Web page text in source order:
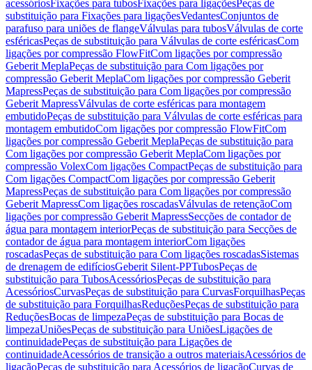
acessóriosFixações para tubosFixações para ligaçõesPeças de
substituição para Fixações para ligaçõesVedantesConjuntos de
parafuso para uniões de flangeVálvulas para tubosVálvulas de corte
esféricasPeças de substituição para Válvulas de corte esféricasCom
ligações por compressão FlowFitCom ligações por compressão
Geberit MeplaPeças de substituição para Com ligações por
compressão Geberit MeplaCom ligações por compressão Geberit
MapressPeças de substituição para Com ligações por compressão
Geberit MapressVálvulas de corte esféricas para montagem
embutidoPeças de substituição para Válvulas de corte esféricas para
montagem embutidoCom ligações por compressão FlowFitCom
ligações por compressão Geberit MeplaPeças de substituição para
Com ligações por compressão Geberit MeplaCom ligações por
compressão VolexCom ligações CompactPeças de substituição para
Com ligações CompactCom ligações por compressão Geberit
MapressPeças de substituição para Com ligações por compressão
Geberit MapressCom ligações roscadasVálvulas de retençãoCom
ligações por compressão Geberit MapressSecções de contador de
água para montagem interiorPeças de substituição para Secções de
contador de água para montagem interiorCom ligações
roscadasPeças de substituição para Com ligações roscadasSistemas
de drenagem de edifíciosGeberit Silent-PPTubosPeças de
substituição para TubosAcessóriosPeças de substituição para
AcessóriosCurvasPeças de substituição para CurvasForquilhasPeças
de substituição para ForquilhasReduçõesPeças de substituição para
ReduçõesBocas de limpezaPeças de substituição para Bocas de
limpezaUniõesPeças de substituição para UniõesLigações de
continuidadePeças de substituição para Ligações de
continuidadeAcessórios de transição a outros materiaisAcessórios de
ligaçãoPeças de substituição para Acessórios de ligaçãoCurvas de